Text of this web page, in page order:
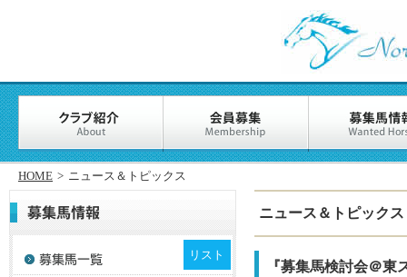
HOME > ニュース＆トピックス
リスト
ニュース＆トピックス
『募集馬検討会＠